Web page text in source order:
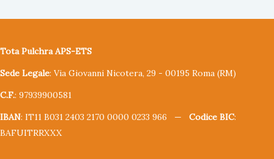
Tota Pulchra APS-ETS
Sede Legale: Via Giovanni Nicotera, 29 - 00195 Roma (RM)
C.F.: 97939900581
IBAN: IT11 B031 2403 2170 0000 0233 966 — Codice BIC:
BAFUITRRXXX